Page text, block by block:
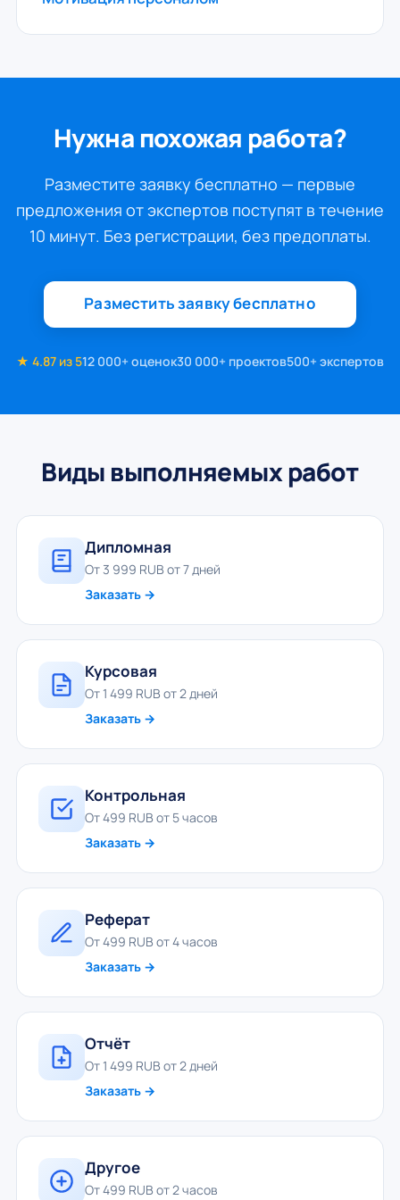
Нужна похожая работа?
Разместите заявку бесплатно — первые
предложения от экспертов поступят в течение
10 минут. Без регистрации, без предоплаты.
Разместить заявку бесплатно
★ 4.87 из 512 000+ оценок30 000+ проектов500+ экспертов
Виды выполняемых работ
Дипломная
От 3 999 RUB от 7 дней
Заказать →
Курсовая
От 1 499 RUB от 2 дней
Заказать →
Контрольная
От 499 RUB от 5 часов
Заказать →
Реферат
От 499 RUB от 4 часов
Заказать →
Отчёт
От 1 499 RUB от 2 дней
Заказать →
Другое
От 499 RUB от 2 часов